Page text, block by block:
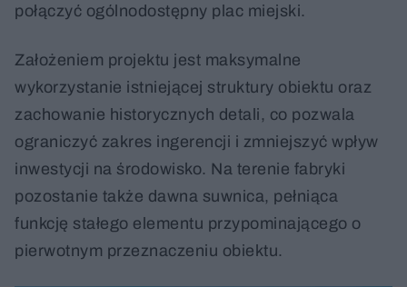
połączyć ogólnodostępny plac miejski.
Założeniem projektu jest maksymalne
wykorzystanie istniejącej struktury obiektu oraz
zachowanie historycznych detali, co pozwala
ograniczyć zakres ingerencji i zmniejszyć wpływ
inwestycji na środowisko. Na terenie fabryki
pozostanie także dawna suwnica, pełniąca
funkcję stałego elementu przypominającego o
pierwotnym przeznaczeniu obiektu.